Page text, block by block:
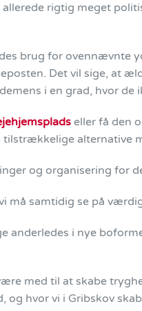
rigtig meget
brug for ovennævnte
Det vil sige, at
i en grad, hvor de
eller få den
tilstrækkelige alternative
og organisering for
må samtidig se på
i nye
med til at skabe
hvor vi i Gribskov